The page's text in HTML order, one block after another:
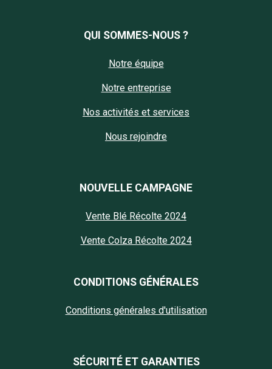
QUI SOMMES-NOUS ?
Notre équipe
Notre entreprise
Nos activités et services
Nous rejoindre
NOUVELLE CAMPAGNE
Vente Blé Récolte 2024
Vente Colza Récolte 2024
CONDITIONS GÉNÉRALES
Conditions générales d'utilisation
SÉCURITÉ ET GARANTIES